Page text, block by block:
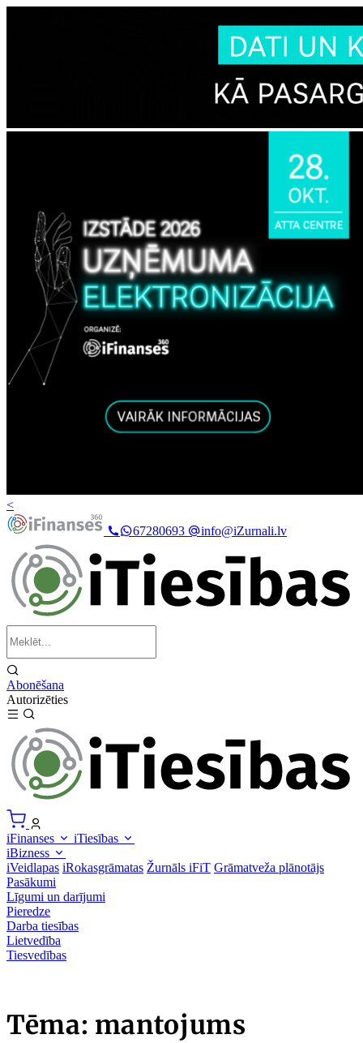
<
67280693
info@iZurnali.lv
Abonēšana
Autorizēties
iFinanses
iTiesības
iBizness
iVeidlapas iRokasgrāmatas Žurnāls iFiT Grāmatveža plānotājs
Pasākumi
Līgumi un darījumi
Pieredze
Darba tiesības
Lietvedība
Tiesvedības
Tēma: mantojums